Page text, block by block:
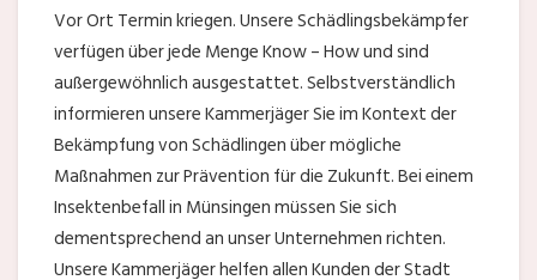
Vor Ort Termin kriegen. Unsere Schädlingsbekämpfer
verfügen über jede Menge Know – How und sind
außergewöhnlich ausgestattet. Selbstverständlich
informieren unsere Kammerjäger Sie im Kontext der
Bekämpfung von Schädlingen über mögliche
Maßnahmen zur Prävention für die Zukunft. Bei einem
Insektenbefall in Münsingen müssen Sie sich
dementsprechend an unser Unternehmen richten.
Unsere Kammerjäger helfen allen Kunden der Stadt